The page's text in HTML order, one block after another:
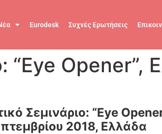
Eurodesk Συχνές Ερωτήσεις
“Eye Opener”,
Σεμινάριο: “Eye
2018, Ελλάδα